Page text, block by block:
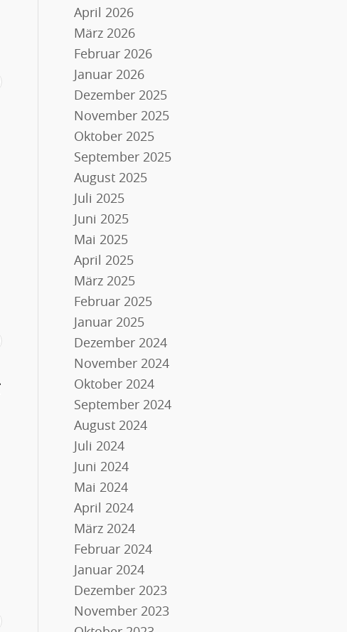
April 2026
März 2026
Februar 2026
Januar 2026
Dezember 2025
November 2025
Oktober 2025
September 2025
August 2025
Juli 2025
Juni 2025
Mai 2025
April 2025
März 2025
Februar 2025
Januar 2025
Dezember 2024
November 2024
Oktober 2024
September 2024
August 2024
Juli 2024
Juni 2024
Mai 2024
April 2024
März 2024
Februar 2024
Januar 2024
Dezember 2023
November 2023